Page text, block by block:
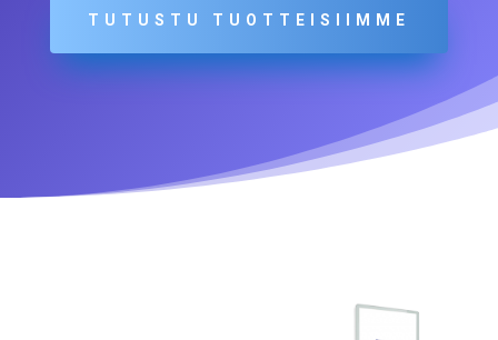
TUTUSTU TUOTTEISIIMME